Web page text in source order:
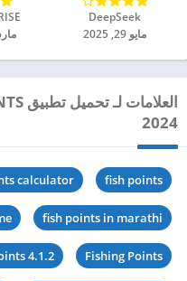
DeepSeek‏
مايو 29, 2025
مارس
2024
fish points
calculator
fish points in marathi
Fishing Points
4.1.2